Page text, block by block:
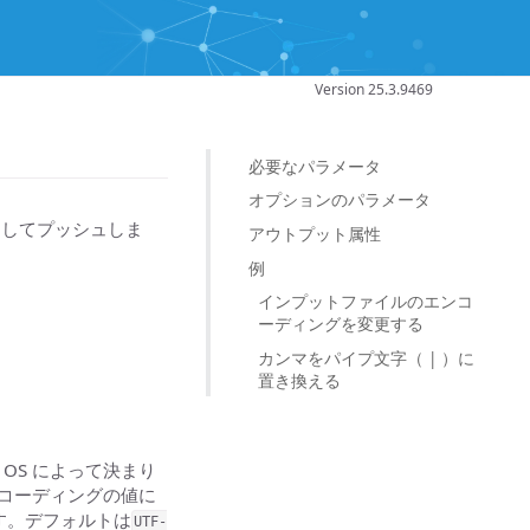
Version 25.3.9469
必要なパラメータ
オプションのパラメータ
アウトプット属性
例
インプットファイルのエンコ
ーディングを変更する
カンマをパイプ文字（ | ）に
置き換える
てプッシュしま
によって決まり
ーディングの値に
。デフォルトは UTF-